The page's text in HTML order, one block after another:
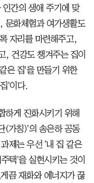
간의 생애 주기에 맞
문화체험과 여가생활도
자리를 마련해주고,
, 건강도 챙겨주는 집이
은 집'을 만들기 위한
'이다.
하게 진화시키기 위해
(가칭)'의 송은하 공동
제는 우선 '내 집 같은
택'을 실현시키는 것이
끔 재화와 에너지가 끊